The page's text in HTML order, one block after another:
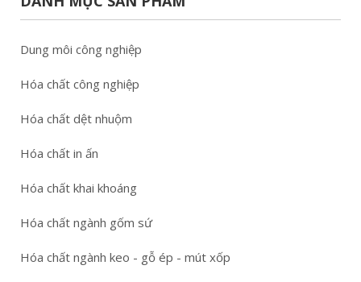
Dung môi công nghiệp
Hóa chất công nghiệp
Hóa chất dệt nhuộm
Hóa chất in ấn
Hóa chất khai khoáng
Hóa chất ngành gốm sứ
Hóa chất ngành keo - gỗ ép - mút xốp